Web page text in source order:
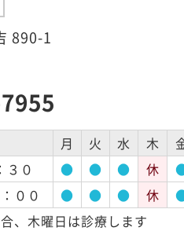
890-1
月 火 水 木
３０
● ● ● 休
００
● ● ● 休
、木曜日は診療します